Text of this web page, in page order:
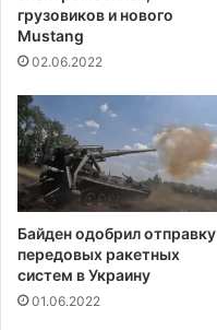
3
м
и
л
и
а
р
д
а
д
о
л
л
о
н
о
р
о
е
к
т
,
грузовиков и нового
Mustang
02.06.2022
Байден одобрил отправку
передовых ракетных
систем в Украину
01.06.2022